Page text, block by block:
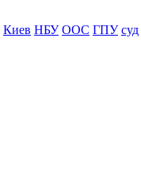
Киев НБУ ООС ГПУ суд